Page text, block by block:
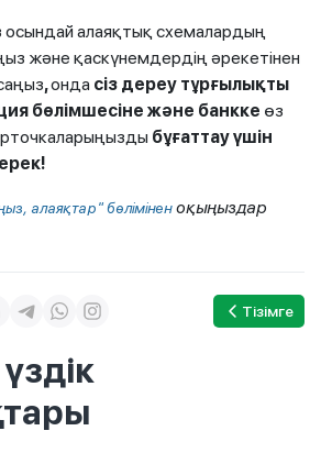
осындай алаяқтық схемалардың
және қаскүнемдердің әрекетінен
,онда сіз дереу тұрғылықты
бөлімшесіне және банкке өз
бұғаттау үшін
алаяқтар" бөліміненоқыңыздар
Тізімге